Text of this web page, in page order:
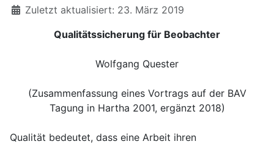
DetailsZuletzt aktualisiert: 23. März 2019
Qualitätssicherung für Beobachter
Wolfgang Quester
(Zusammenfassung eines Vortrags auf der BAV
Tagung in Hartha 2001, ergänzt 2018)
Qualität bedeutet, dass eine Arbeit ihren